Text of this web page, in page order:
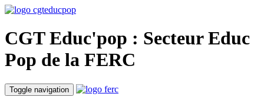
CGT Educ'pop : Secteur Educ
Pop de la FERC
Toggle navigation